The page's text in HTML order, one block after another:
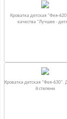
Кроватка детская "Фея-
качества "Лучшее -
Кроватка детская "Фея-630".
й степени